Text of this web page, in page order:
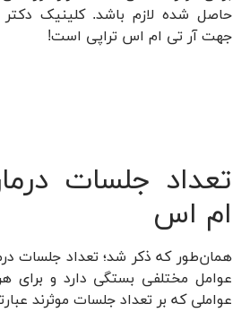
حاصل شده لازم باشد. کلینیک دکتر
جهت آر تی ام اس تراپی است!
تعداد جلسات
ام اس
همان‌طور که ذکر شد؛ تعداد جلسات
عوامل مختلفی بستگی دارد و برای
عواملی که بر تعداد جلسات موثرند